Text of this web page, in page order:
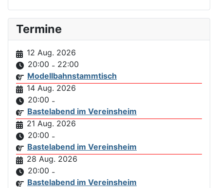
Termine
12 Aug. 2026
20:00 - 22:00
Modellbahnstammtisch
14 Aug. 2026
20:00 -
Bastelabend im Vereinsheim
21 Aug. 2026
20:00 -
Bastelabend im Vereinsheim
28 Aug. 2026
20:00 -
Bastelabend im Vereinsheim